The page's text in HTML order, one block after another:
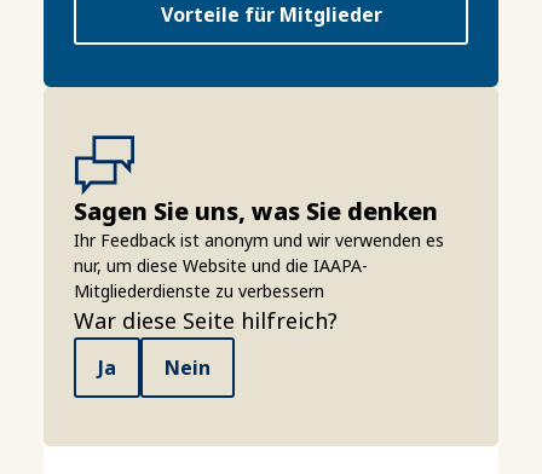
Vorteile für Mitglieder
Sagen Sie uns, was Sie denken
Ihr Feedback ist anonym und wir verwenden es
nur, um diese Website und die IAAPA-
Mitgliederdienste zu verbessern
War diese Seite hilfreich?
Ja Nein